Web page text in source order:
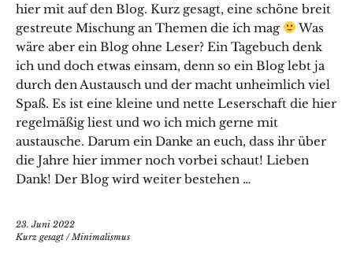
hier mit auf den Blog. Kurz gesagt, eine schöne breit
gestreute Mischung an Themen die ich mag
Was
wäre aber ein Blog ohne Leser? Ein Tagebuch denk
ich und doch etwas einsam, denn so ein Blog lebt ja
durch den Austausch und der macht unheimlich viel
Spaß. Es ist eine kleine und nette Leserschaft die hier
regelmäßig liest und wo ich mich gerne mit
austausche. Darum ein Danke an euch, dass ihr über
die Jahre hier immer noch vorbei schaut! Lieben
Dank! Der Blog wird weiter bestehen …
23. Juni 2022
Kurz gesagt /Minimalismus